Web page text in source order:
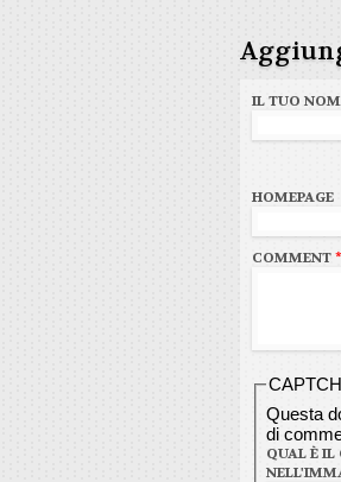
IL TUO
HOMEPAGE
COMMENT*
Questa
di
QUAL È IL